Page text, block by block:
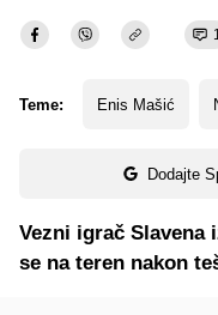
Teme: Enis Mašić
Dodajte
Vezni igrač Slavena
se na teren nakon